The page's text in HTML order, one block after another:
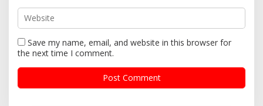
Save my name, email, and website in this browser for
the next time I comment.